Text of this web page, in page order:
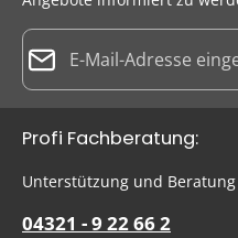
E-Mail-Adresse*
Datenschutz
Ich habe die
einverstanden.
Um weiterzugehen, geben
ein*
Die mit einem Stern (*)
Profi Fachberatung:
Unterstützung und
04321 - 9 22 66 2